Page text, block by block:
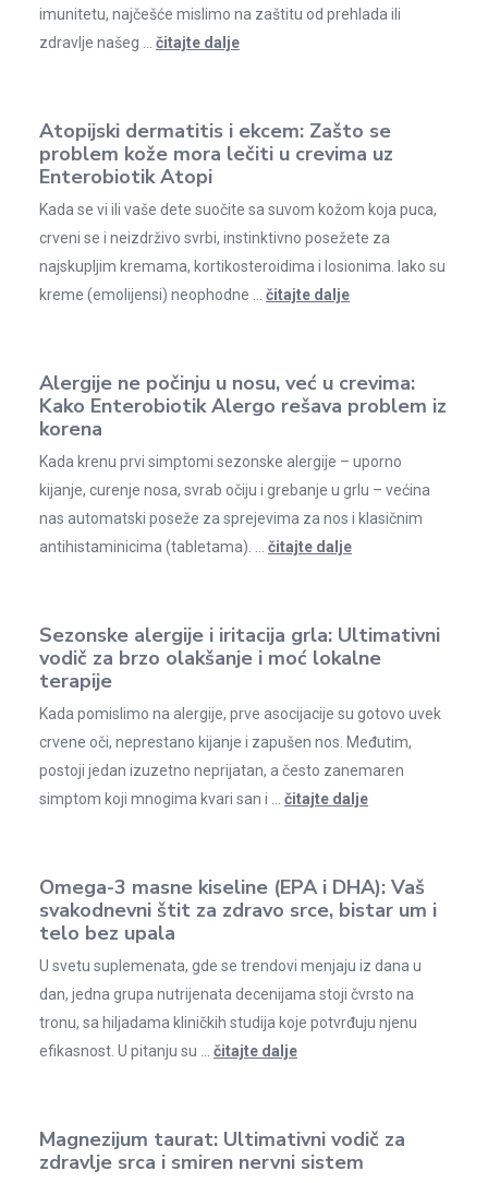
imunitetu, najčešće mislimo na zaštitu od prehlada ili
zdravlje našeg ... čitajte dalje
Atopijski dermatitis i ekcem: Zašto se
problem kože mora lečiti u crevima uz
Enterobiotik Atopi
Kada se vi ili vaše dete suočite sa suvom kožom koja puca,
crveni se i neizdrživo svrbi, instinktivno posežete za
najskupljim kremama, kortikosteroidima i losionima. Iako su
kreme (emolijensi) neophodne ... čitajte dalje
Alergije ne počinju u nosu, već u crevima:
Kako Enterobiotik Alergo rešava problem iz
korena
Kada krenu prvi simptomi sezonske alergije – uporno
kijanje, curenje nosa, svrab očiju i grebanje u grlu – većina
nas automatski poseže za sprejevima za nos i klasičnim
antihistaminicima (tabletama). ... čitajte dalje
Sezonske alergije i iritacija grla: Ultimativni
vodič za brzo olakšanje i moć lokalne
terapije
Kada pomislimo na alergije, prve asocijacije su gotovo uvek
crvene oči, neprestano kijanje i zapušen nos. Međutim,
postoji jedan izuzetno neprijatan, a često zanemaren
simptom koji mnogima kvari san i ... čitajte dalje
Omega-3 masne kiseline (EPA i DHA): Vaš
svakodnevni štit za zdravo srce, bistar um i
telo bez upala
U svetu suplemenata, gde se trendovi menjaju iz dana u
dan, jedna grupa nutrijenata decenijama stoji čvrsto na
tronu, sa hiljadama kliničkih studija koje potvrđuju njenu
efikasnost. U pitanju su ... čitajte dalje
Magnezijum taurat: Ultimativni vodič za
zdravlje srca i smiren nervni sistem